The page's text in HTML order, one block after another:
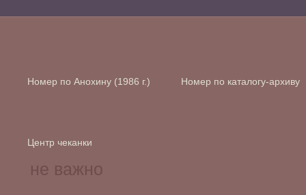
Номер по Анохину (1986 г.) Номер по каталогу-архиву
Центр чеканки